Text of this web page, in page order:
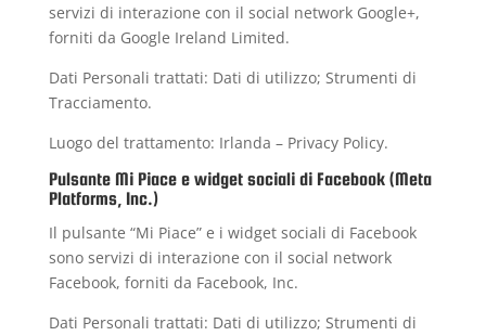
servizi di interazione con il social network Google+,
forniti da Google Ireland Limited.
Dati Personali trattati: Dati di utilizzo; Strumenti di
Tracciamento.
Luogo del trattamento: Irlanda – Privacy Policy.
Pulsante Mi Piace e widget sociali di Facebook (Meta
Platforms, Inc.)
Il pulsante “Mi Piace” e i widget sociali di Facebook
sono servizi di interazione con il social network
Facebook, forniti da Facebook, Inc.
Dati Personali trattati: Dati di utilizzo; Strumenti di